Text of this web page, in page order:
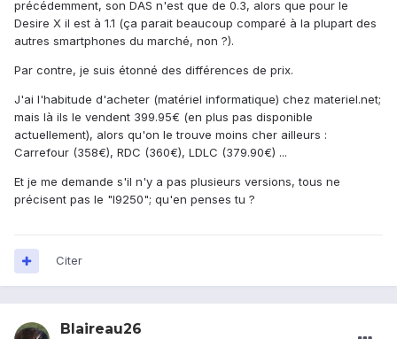
précédemment, son DAS n'est que de 0.3, alors que pour le
Desire X il est à 1.1 (ça parait beaucoup comparé à la plupart des
autres smartphones du marché, non ?).
Par contre, je suis étonné des différences de prix.
J'ai l'habitude d'acheter (matériel informatique) chez materiel.net;
mais là ils le vendent 399.95€ (en plus pas disponible
actuellement), alors qu'on le trouve moins cher ailleurs :
Carrefour (358€), RDC (360€), LDLC (379.90€) ...
Et je me demande s'il n'y a pas plusieurs versions, tous ne
précisent pas le "I9250"; qu'en penses tu ?
Citer
Blaireau26